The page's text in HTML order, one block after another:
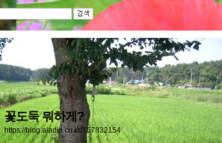
꽃도둑 뭐하게?
https://blog.aladin.co.kr/757832154